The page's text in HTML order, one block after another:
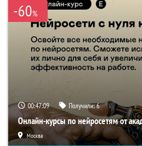
-60%
00:47:08 Получили:6
Онлайн-курсы по нейросетям от
Москва